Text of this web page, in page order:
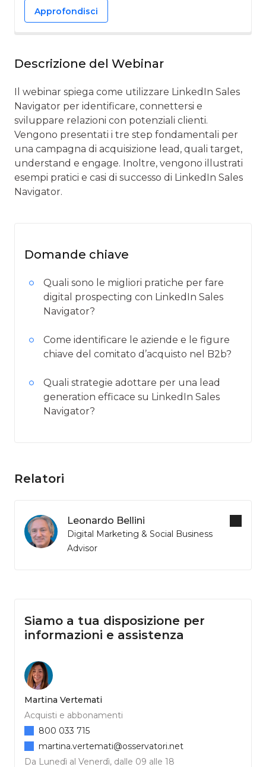
Approfondisci
Descrizione del Webinar
Il webinar spiega come utilizzare LinkedIn Sales
Navigator per identificare, connettersi e
sviluppare relazioni con potenziali clienti.
Vengono presentati i tre step fondamentali per
una campagna di acquisizione lead, quali target,
understand e engage. Inoltre, vengono illustrati
esempi pratici e casi di successo di LinkedIn Sales
Navigator.
Domande chiave
Quali sono le migliori pratiche per fare
digital prospecting con LinkedIn Sales
Navigator?
Come identificare le aziende e le figure
chiave del comitato d’acquisto nel B2b?
Quali strategie adottare per una lead
generation efficace su LinkedIn Sales
Navigator?
Relatori
Leonardo Bellini
Digital Marketing & Social Business
Advisor
Siamo a tua disposizione per
informazioni e assistenza
Martina Vertemati
Acquisti e abbonamenti
Da Lunedì al Venerdì, dalle 09 alle 18
800 033 715
martina.vertemati@osservatori.net